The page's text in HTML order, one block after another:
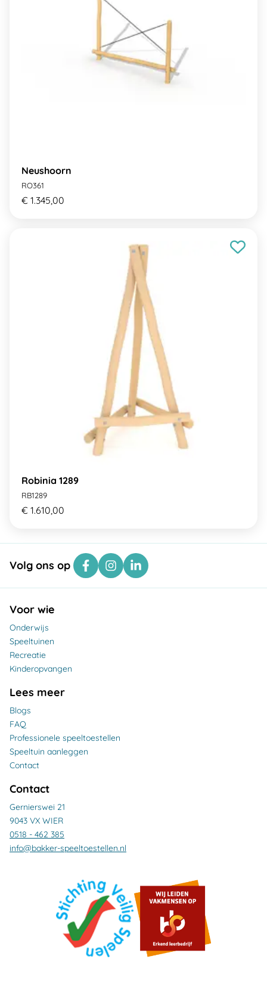
Neushoorn
RO361
€ 1.345,00
Robinia 1289
RB1289
€ 1.610,00
Volg ons op
Voor wie
Onderwijs
Speeltuinen
Recreatie
Kinderopvangen
Lees meer
Blogs
FAQ
Professionele speeltoestellen
Speeltuin aanleggen
Contact
Contact
Gernierswei 21
9043 VX WIER
0518 - 462 385
info@bakker-speeltoestellen.nl